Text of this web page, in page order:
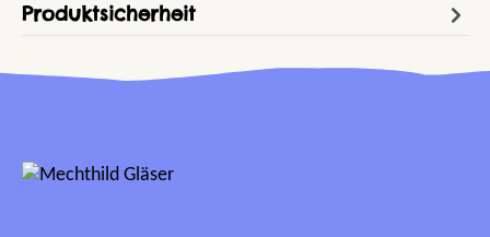
Produktsicherheit